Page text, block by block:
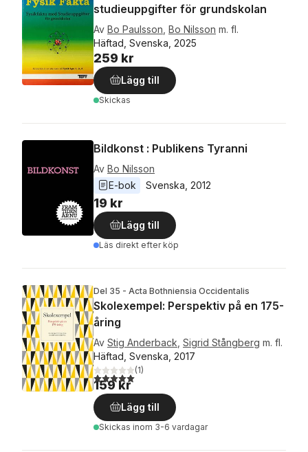
studieuppgifter för grundskolan
Av Bo Paulsson Bo Nilsson m. fl.
Häftad, Svenska, 2025
259 kr
Lägg till
Skickas
Bildkonst : Publikens Tyranni
Av Bo Nilsson
E-bok
Svenska 2012
19 kr
Lägg till
Läs direkt efter köp
Del 35 - Acta Bothniensia Occidentalis
Skolexempel: Perspektiv på en 175-
åring
Av Stig Anderback Sigrid Stångberg m. fl.
Häftad, Svenska, 2017
5,0utav 5 stjärnor. Totalt antal röster:
(1)
159 kr
Lägg till
Skickas inom 3-6 vardagar